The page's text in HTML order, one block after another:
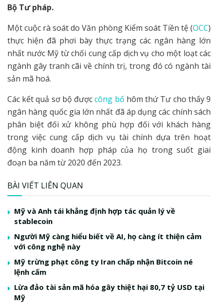
Bộ Tư pháp.
Một cuộc rà soát do Văn phòng Kiểm soát Tiền tệ (OCC)
thực hiện đã phơi bày thực trạng các ngân hàng lớn
nhất nước Mỹ từ chối cung cấp dịch vụ cho một loạt các
ngành gây tranh cãi về chính trị, trong đó có ngành tài
sản mã hoá.
Các kết quả sơ bộ đượccông bố hôm thứ Tư cho thấy 9
ngân hàng quốc gia lớn nhất đã áp dụng các chính sách
phân biệt đối xử không phù hợp đối với khách hàng
trong việc cung cấp dịch vụ tài chính dựa trên hoạt
động kinh doanh hợp pháp của họ trong suốt giai
đoạn ba năm từ 2020 đến 2023.
BÀI VIẾT LIÊN QUAN
Mỹ và Anh tái khẳng định hợp tác quản lý về
stablecoin
Người Mỹ càng hiểu biết về AI, họ càng ít thiện cảm
với công nghệ này
Mỹ trừng phạt công ty Iran chấp nhận Bitcoin né
lệnh cấm
Lừa đảo tài sản mã hóa gây thiệt hại 80,7 tỷ USD tại
Mỹ